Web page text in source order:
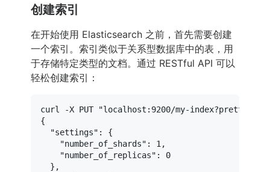
创建索引
在开始使用 Elasticsearch 之前，首先需要创建
一个索引。索引类似于关系型数据库中的表，用
于存储特定类型的文档。通过 RESTful API 可以
轻松创建索引：
curl -X PUT "localhost:9200/my-index?pretty"
{
  "settings": {
    "number_of_shards": 1,
    "number_of_replicas": 0
  },